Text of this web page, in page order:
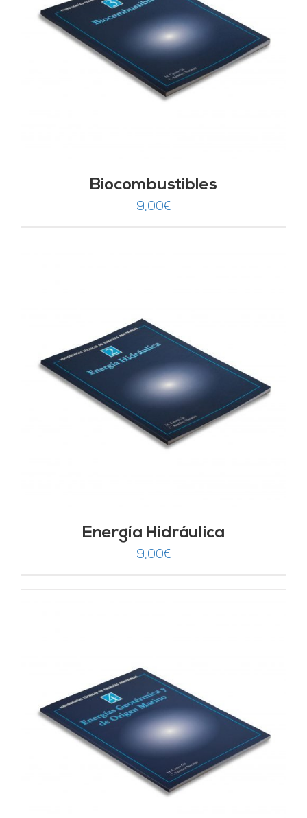
Biocombustibles
9,00€
Energía Hidráulica
9,00€